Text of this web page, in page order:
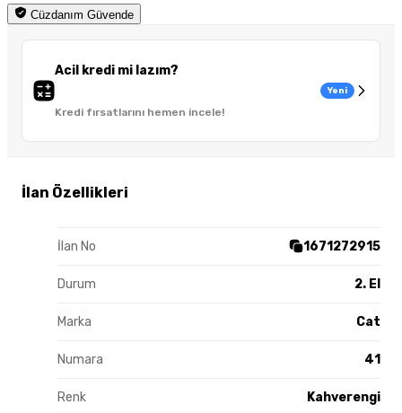
Cüzdanım Güvende
Acil kredi mi lazım?
Kredi fırsatlarını hemen incele!
Yeni
İlan Özellikleri
İlan No 1671272915
Durum 2. El
Marka Cat
Numara 41
Renk Kahverengi